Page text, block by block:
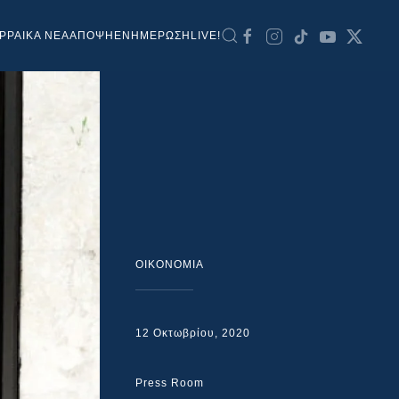
ΝΕΑΑΠΟΨΗ ΕΝΗΜΕΡΩΣΗ LIVE!
ΟΙΚΟΝΟΜΙΑ
12 Οκτωβρίου, 2020
Press Room